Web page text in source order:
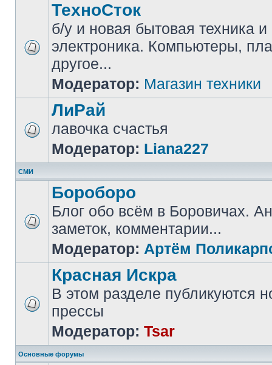
ТехноСток
б/у и новая бытовая техника и
электроника. Компьютеры,
другое...
Модератор: Магазин техники
ЛиРай
лавочка счастья
Модератор: Liana227
СМИ
Бороборо
Блог обо всём в Боровичах.
заметок, комментарии...
Модератор: Артём
Красная Искра
В этом разделе публикуются
прессы
Модератор: Tsar
Основные форумы